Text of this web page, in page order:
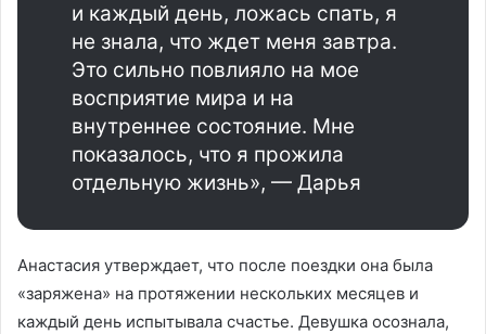
и каждый день, ложась спать, я
не знала, что ждет меня завтра.
Это сильно повлияло на мое
восприятие мира и на
внутреннее состояние. Мне
показалось, что я прожила
отдельную жизнь», — Дарья
Анастасия утверждает, что после поездки она была
«заряжена» на протяжении нескольких месяцев и
каждый день испытывала счастье. Девушка осознала,